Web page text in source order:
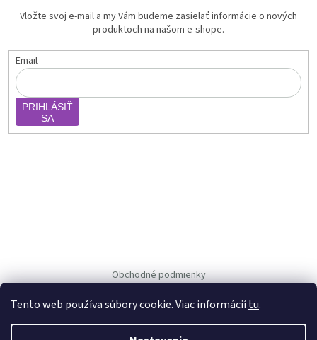
Tento web používa súbory cookie. Viac informáciítu.
Vložte svoj e-mail a my Vám budeme zasielať informácie o nových
produktoch na našom e-shope.
Email
PRIHLÁSIŤ
SA
Obchodné podmienky
Ochrana osob. údajov